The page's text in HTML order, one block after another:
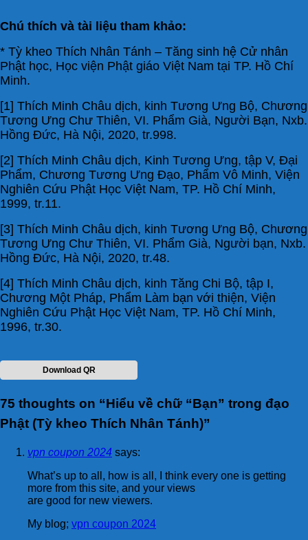
Chú thích và tài liệu tham khảo:
* Tỳ kheo Thích Nhân Tánh – Tăng sinh hệ Cử nhân
Phật học, Học viện Phật giáo Việt Nam tại TP. Hồ Chí
Minh.
[1] Thích Minh Châu dịch, kinh Tương Ưng Bộ, Chương
Tương Ưng Chư Thiên, VI. Phẩm Già, Người Bạn, Nxb.
Hồng Đức, Hà Nội, 2020, tr.998.
[2] Thích Minh Châu dịch, Kinh Tương Ưng, tập V, Đại
Phẩm, Chương Tương Ưng Đạo, Phẩm Vô Minh, Viện
Nghiên Cứu Phật Học Việt Nam, TP. Hồ Chí Minh,
1999, tr.11.
[3] Thích Minh Châu dịch, kinh Tương Ưng Bộ, Chương
Tương Ưng Chư Thiên, VI. Phẩm Già, Người bạn, Nxb.
Hồng Đức, Hà Nội, 2020, tr.48.
[4] Thích Minh Châu dịch, kinh Tăng Chi Bộ, tập I,
Chương Một Pháp, Phẩm Làm bạn với thiện, Viện
Nghiên Cứu Phật Học Việt Nam, TP. Hồ Chí Minh,
1996, tr.30.
Download QR
75 thoughts on “Hiểu về chữ “Bạn” trong đạo
Phật (Tỳ kheo Thích Nhân Tánh)”
vpn coupon 2024 says:
What’s up to all, how is all, I think every one is getting
more from this site, and your views
are good for new viewers.
My blog; vpn coupon 2024